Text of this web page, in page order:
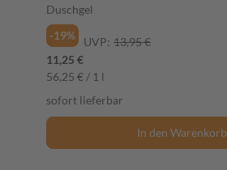
Duschgel
-19%
UVP: 13,95 €
11,25 €
56,25 € / 1 l
sofort lieferbar
In den Warenkorb